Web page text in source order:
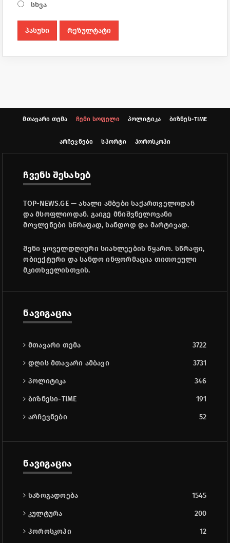
სხვა
პასუხი რეზულტატი
მთავარი თემა ჩემი სოფელი პოლიტიკა ბიზნეს-TIME
არჩევნები სპორტი ჰოროსკოპი
ჩვენს შესახებ
TOP-NEWS.GE — ახალი ამბები საქართველოდან
და მსოფლიოდან. გაიგე მნიშვნელოვანი
მოვლენები სწრაფად, სანდოდ და მარტივად.
შენი ყოველდღიური სიახლეების წყარო. სწრაფი,
ობიექტური და სანდო ინფორმაცია თითოეული
მკითხველისთვის.
ნავიგაცია
მთავარი თემა 3722
დღის მთავარი ამბავი 3731
პოლიტიკა 346
ბიზნესი-TIME 191
არჩევნები 52
ნავიგაცია
საზოგადოება 1545
კულტურა 200
ჰოროსკოპი 12